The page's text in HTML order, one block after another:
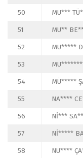
50
MU***
51
MU**
52
MU*****
53
54
MÜ*****
55
NA****
56
Nİ***
57
Nİ*****
58
NU****